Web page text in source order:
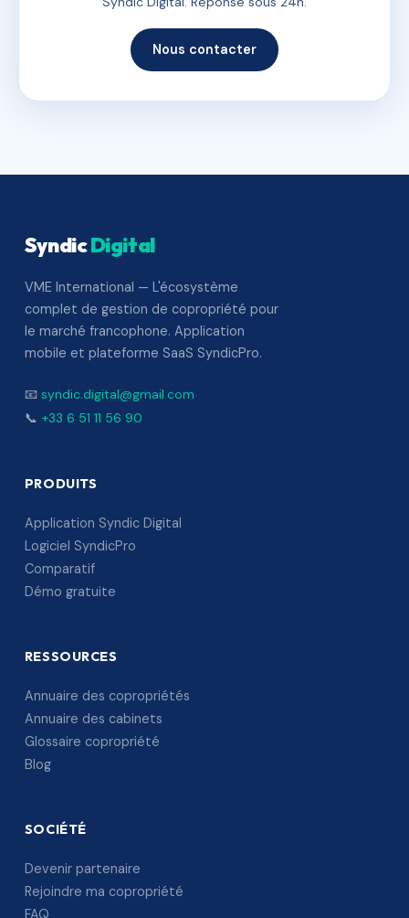
Nous contacter
SyndicDigital
VME International — L'écosystème
complet de gestion de copropriété pour
le marché francophone. Application
mobile et plateforme SaaS SyndicPro.
📧 syndic.digital@gmail.com
📞 +33 6 51 11 56 90
PRODUITS
Application Syndic Digital
Logiciel SyndicPro
Comparatif
Démo gratuite
RESSOURCES
Annuaire des copropriétés
Annuaire des cabinets
Glossaire copropriété
Blog
SOCIÉTÉ
Devenir partenaire
Rejoindre ma copropriété
FAQ